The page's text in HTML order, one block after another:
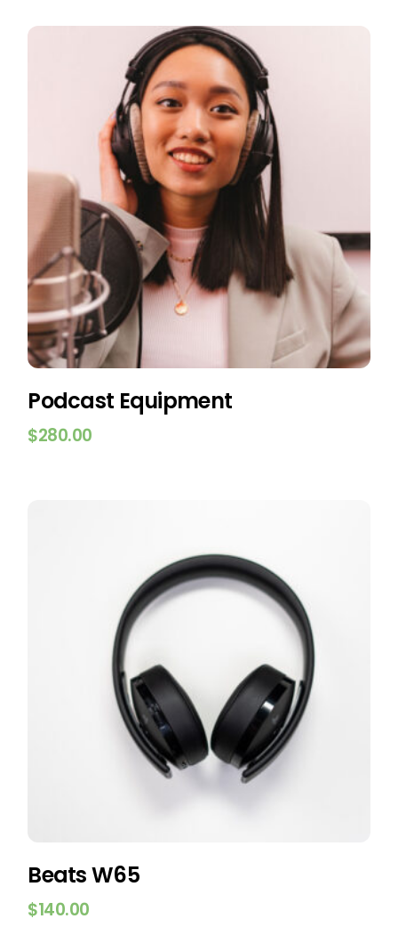
Podcast Equipment
$280.00
Beats W65
$140.00